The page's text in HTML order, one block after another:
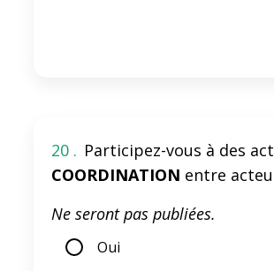
20 . Participez-vous à des
COORDINATION entre
Ne seront pas publiées.
Oui